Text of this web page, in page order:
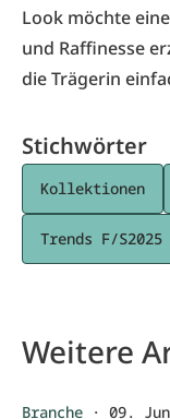
Look möchte
und Raffinesse
die Trägerin
Stichwörter
Kollektionen
Trends F/S2025
Weitere
Branche · 09.